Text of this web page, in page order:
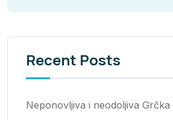
Recent Posts
Neponovljiva i neodoljiva Grčka